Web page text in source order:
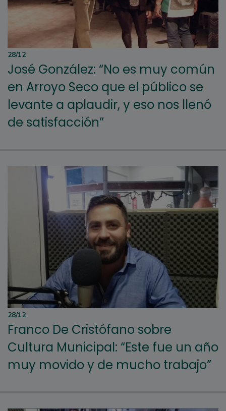
28/12
José González: “No es muy común
en Arroyo Seco que el público se
levante a aplaudir, y eso nos llenó
de satisfacción”
28/12
Franco De Cristófano sobre
Cultura Municipal: “Este fue un año
muy movido y de mucho trabajo”